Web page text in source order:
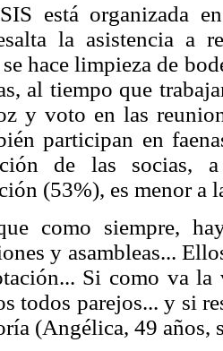
está organizada
la asistencia a
hace limpieza de
al tiempo que
y voto en las
participan en
de las socias,
(53%), es menor a
como siempre,
y asambleas...
Si como va la
todos parejos... y si
(Angélica, 49 años,